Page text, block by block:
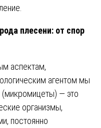
плесени: от спор
аспектам,
агентом мы
— это
организмы,
постоянно